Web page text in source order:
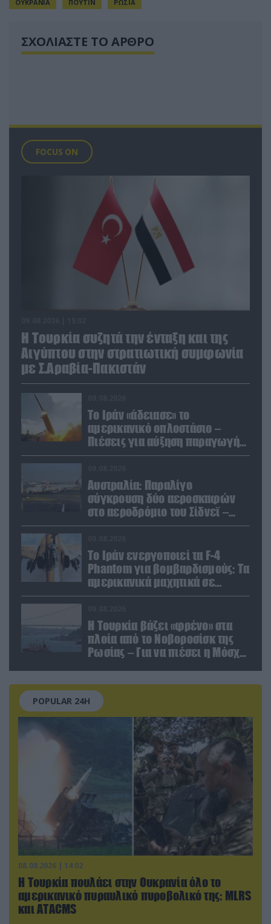
ΟΥΚΡΑΝΙΑ ΠΟΥΤΙΝ ΡΩΣΙΑ
ΣΧΟΛΙΑΣΤΕ ΤΟ ΑΡΘΡΟ
FOCUS ON
Η Τουρκία συζητά την ένταξη και της
Αιγύπτου στην στρατιωτική συμφωνία
με Σ.Αραβία-Πακιστάν
Το Ιράν «άδειασε» το
αμερικανικό οπλοστάσιο –
Πιέσεις για αύξηση παραγωγής
Patriot και THAAD
Αυστραλία: Παραλίγο
σύγκρουση δύο αεροσκαφών
στο αεροδρόμιο του Σίδνεϊ –
Ένας τραυματίας (βίντεο)
Το Ιράν ενεργοποιεί τα F-4
Phantom για βομβαρδισμούς: Τα
αμερικανικά μαχητικά σε
ετοιμότητα να χτυπήσουν
Η Τουρκία βάζει «φρένο» στα
πλοία από το Νοβοροσίσκ της
Ρωσίας – Για να πιέσει η Μόσχα
POPULAR 24H
08.08.2026 | 14:02
Η Τουρκία πουλάει στην Ουκρανία όλο το
αμερικανικό πυραυλικό πυροβολικό της: MLRS
και ΑΤΑCMS